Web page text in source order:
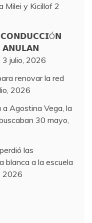
Milei y Kicillof 2
𝗖𝗢𝗡𝗗𝗨𝗖𝗖𝗜Ó𝗡
𝗔𝗡𝗨𝗟𝗔𝗡
3 julio, 2026
renovar la red
2026
Agostina Vega, la
30 mayo,
las
blanca a la escuela
2026